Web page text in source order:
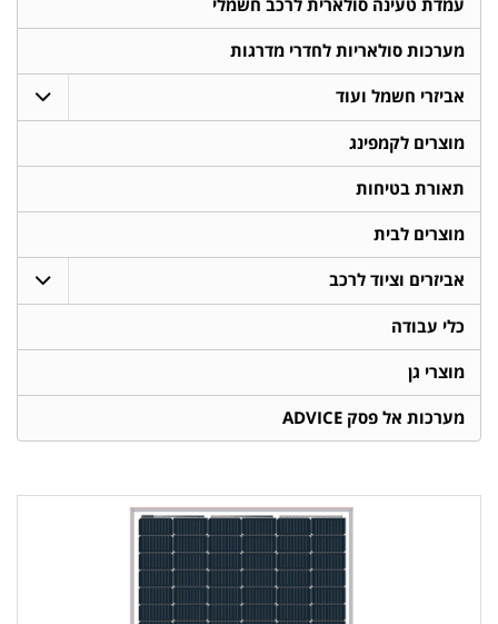
עמדת טעינה סולארית לרכב חשמלי
מערכות סולאריות לחדרי מדרגות
אביזרי חשמל ועוד
מוצרים לקמפינג
תאורת בטיחות
מוצרים לבית
אביזרים וציוד לרכב
כלי עבודה
מוצרי גן
מערכות אל פסק ADVICE